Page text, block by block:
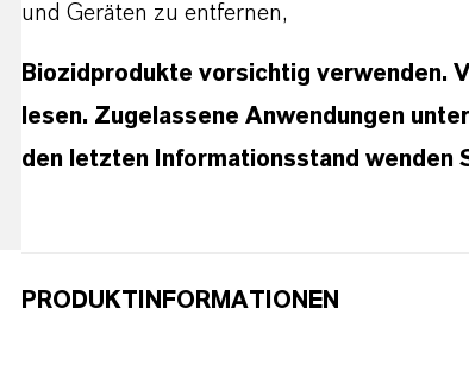
und Geräten zu entfernen,
Biozidprodukte vorsichtig verwenden.
lesen. Zugelassene Anwendungen
den letzten Informationsstand wenden
PRODUKTINFORMATIONEN